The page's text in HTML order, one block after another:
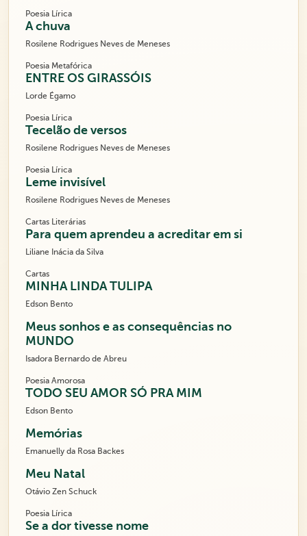
Poesia Lírica
A chuva
Rosilene Rodrigues Neves de Meneses
Poesia Metafórica
ENTRE OS GIRASSÓIS
Lorde Égamo
Poesia Lírica
Tecelão de versos
Rosilene Rodrigues Neves de Meneses
Poesia Lírica
Leme invisível
Rosilene Rodrigues Neves de Meneses
Cartas Literárias
Para quem aprendeu a acreditar em si
Liliane Inácia da Silva
Cartas
MINHA LINDA TULIPA
Edson Bento
Meus sonhos e as consequências no
MUNDO
Isadora Bernardo de Abreu
Poesia Amorosa
TODO SEU AMOR SÓ PRA MIM
Edson Bento
Memórias
Emanuelly da Rosa Backes
Meu Natal
Otávio Zen Schuck
Poesia Lírica
Se a dor tivesse nome